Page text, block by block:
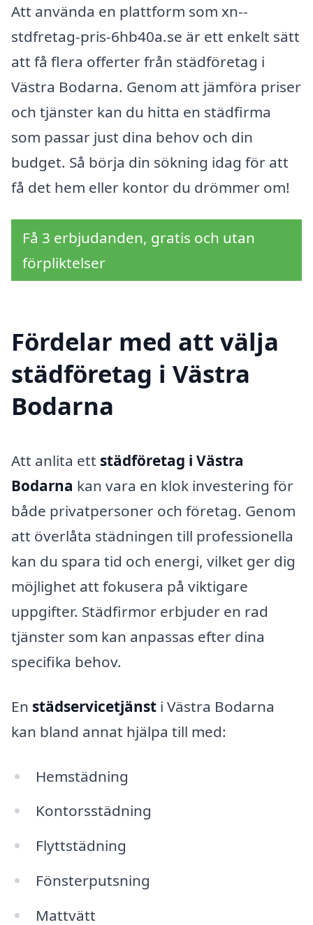
Att använda en plattform som xn--
stdfretag-pris-6hb40a.se är ett enkelt sätt
att få flera offerter från städföretag i
Västra Bodarna. Genom att jämföra priser
och tjänster kan du hitta en städfirma
som passar just dina behov och din
budget. Så börja din sökning idag för att
få det hem eller kontor du drömmer om!
Få 3 erbjudanden, gratis och utan
förpliktelser
Fördelar med att välja
städföretag i Västra
Bodarna
Att anlita ett städföretag i Västra
Bodarna kan vara en klok investering för
både privatpersoner och företag. Genom
att överlåta städningen till professionella
kan du spara tid och energi, vilket ger dig
möjlighet att fokusera på viktigare
uppgifter. Städfirmor erbjuder en rad
tjänster som kan anpassas efter dina
specifika behov.
En städservicetjänst i Västra Bodarna
kan bland annat hjälpa till med:
Hemstädning
Kontorsstädning
Flyttstädning
Fönsterputsning
Mattvätt